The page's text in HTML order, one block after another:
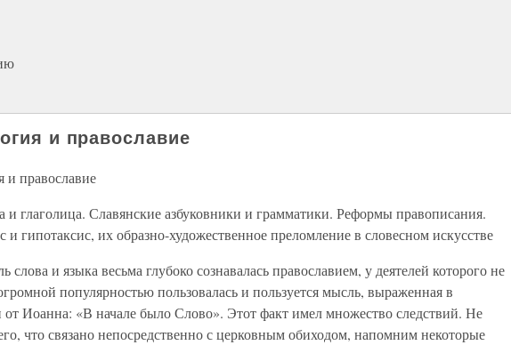
и православие
и православие
и глаголица. Славянские азбуковники и грамматики. Реформы правописания.
и гипотаксис, их образно-художественное преломление в словесном искусстве
слова и языка весьма глубоко сознавалась православием, у деятелей которого не
популярностью пользовалась и пользуется мысль, выраженная в
от Иоанна: «В начале было Слово». Этот факт имел множество следствий. Не
что связано непосредственно с церковным обиходом, напомним некоторые